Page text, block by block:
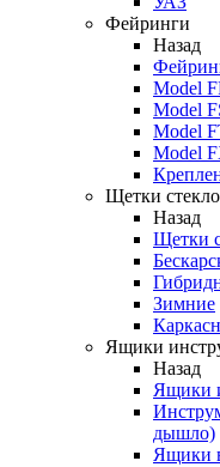
Фейринги
Назад
Model
Model
Model
Model
Щетки
Назад
Щетки
Зимние
Ящики
Назад
Ящики
дышло)
Ящики